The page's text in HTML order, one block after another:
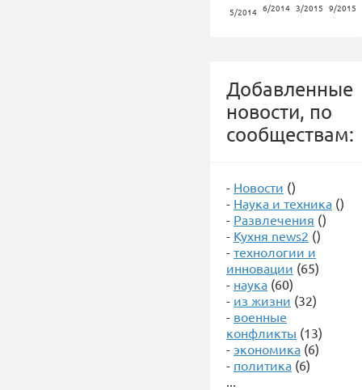
5/2014 6/2014 3/2015 9/2015
Добавленные
новости, по
сообществам:
- Новости ()
- Наука и техника ()
- Развлечения ()
- Кухня news2 ()
- технологии и
инновации (65)
- наука (60)
- из жизни (32)
- военные
конфликты (13)
- экономика (6)
- политика (6)
...